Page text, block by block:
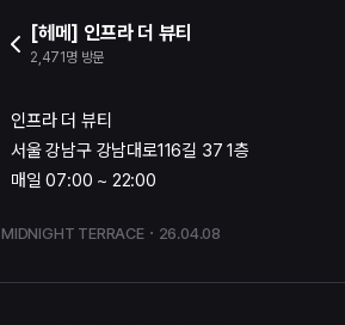
2026년 2월 11일 오전 05:29
레이스 정보
련 플레이스 링크
레이스 목록 | 미드나잇테라스
이스톡 | 미드나잇테라스
운지 | 미드나잇테라스
[헤메] 인프라 더 뷰티
2,471명방문
인프라 더 뷰티
서울 강남구 강남대로116길 37 1층
매일 07:00 ~ 22:00
MIDNIGHT TERRACE・26.04.08